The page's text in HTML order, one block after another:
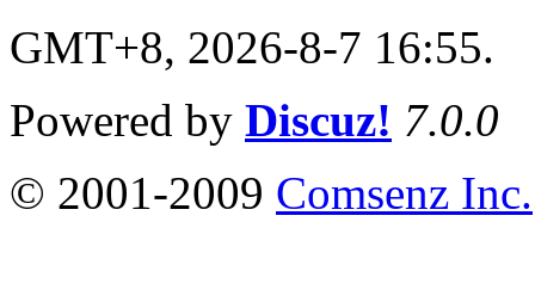
GMT+8, 2026-8-7 16:55.
Powered by Discuz! 7.0.0
© 2001-2009 Comsenz Inc.